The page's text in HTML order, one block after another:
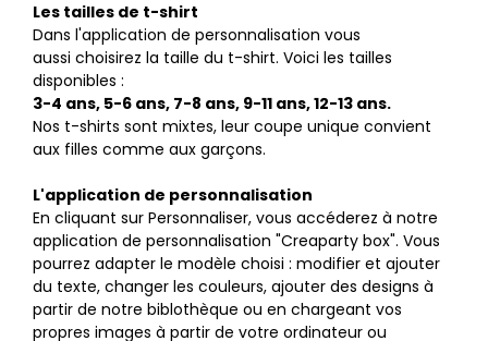
Les tailles de t-shirt
Dans l'application de personnalisation vous
aussi choisirez la taille du t-shirt. Voici les tailles
disponibles :
3-4 ans, 5-6 ans, 7-8 ans, 9-11 ans, 12-13 ans.
Nos t-shirts sont mixtes, leur coupe unique convient
aux filles comme aux garçons.
L'application de personnalisation
En cliquant sur Personnaliser, vous accéderez à notre
application de personnalisation "Creaparty box". Vous
pourrez adapter le modèle choisi : modifier et ajouter
du texte, changer les couleurs, ajouter des designs à
partir de notre biblothèque ou en chargeant vos
propres images à partir de votre ordinateur ou